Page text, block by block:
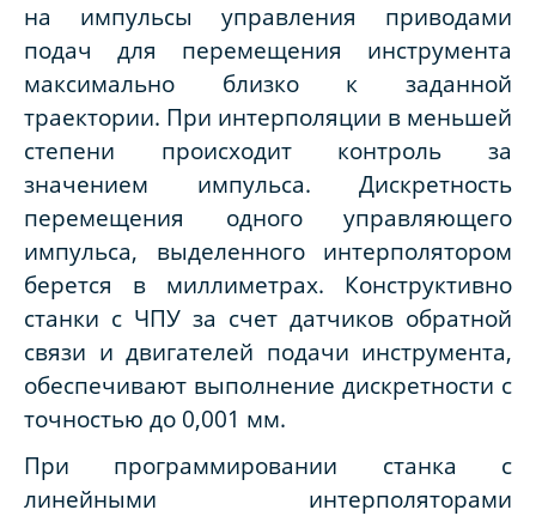
на импульсы управления приводами
подач для перемещения инструмента
максимально близко к заданной
траектории. При интерполяции в меньшей
степени происходит контроль за
значением импульса. Дискретность
перемещения одного управляющего
импульса, выделенного интерполятором
берется в миллиметрах. Конструктивно
станки с ЧПУ за счет датчиков обратной
связи и двигателей подачи инструмента,
обеспечивают выполнение дискретности с
точностью до 0,001 мм.
При программировании станка с
линейными интерполяторами